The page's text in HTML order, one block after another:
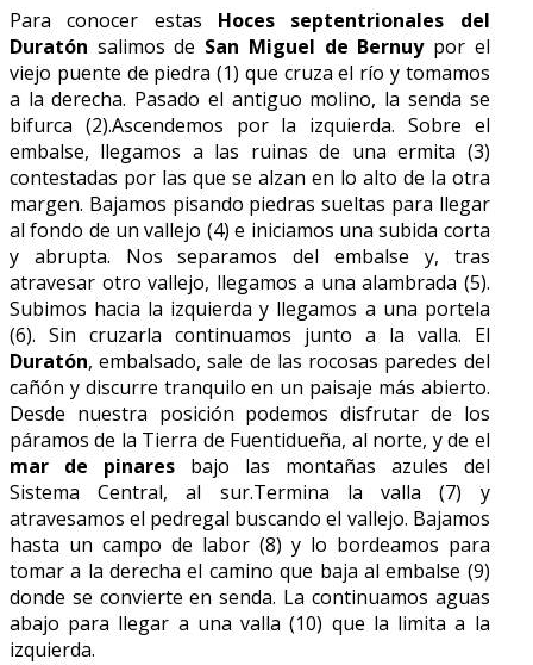
Para conocer estas Hoces septentrionales del
Duratón salimos de San Miguel de Bernuypor el
viejo puente de piedra (1) que cruza el río y tomamos
a la derecha. Pasado el antiguo molino, la senda se
bifurca (2).Ascendemos por la izquierda. Sobre el
embalse, llegamos a las ruinas de una ermita (3)
contestadas por las que se alzan en lo alto de la otra
margen. Bajamos pisando piedras sueltas para llegar
al fondo de un vallejo (4) e iniciamos una subida corta
y abrupta. Nos separamos del embalse y, tras
atravesar otro vallejo, llegamos a una alambrada (5).
Subimos hacia la izquierda y llegamos a una portela
(6). Sin cruzarla continuamos junto a la valla. El
Duratón, embalsado, sale de las rocosas paredes del
cañón y discurre tranquilo en un paisaje más abierto.
Desde nuestra posición podemos disfrutar de los
páramos de la Tierra de Fuentidueña, al norte, y de el
mar de pinaresbajo las montañas azules del
Sistema Central, al sur.Termina la valla (7) y
atravesamos el pedregal buscando el vallejo. Bajamos
hasta un campo de labor (8) y lo bordeamos para
tomar a la derecha el camino que baja al embalse (9)
donde se convierte en senda. La continuamos aguas
abajo para llegar a una valla (10) que la limita a la
izquierda.